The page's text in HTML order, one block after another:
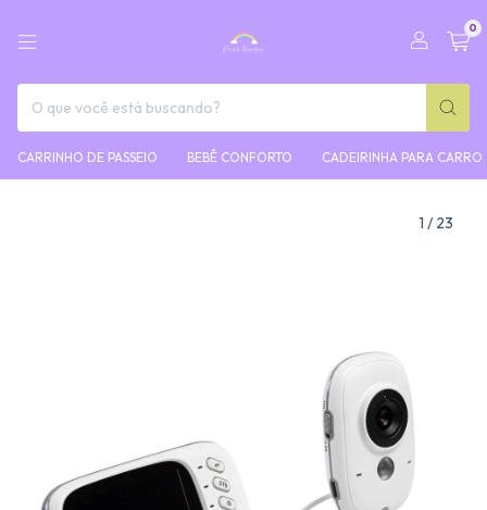
0
CARRINHO DE PASSEIO BEBÊ CONFORTO CADEIRINHA PARA CARRO
1 / 23